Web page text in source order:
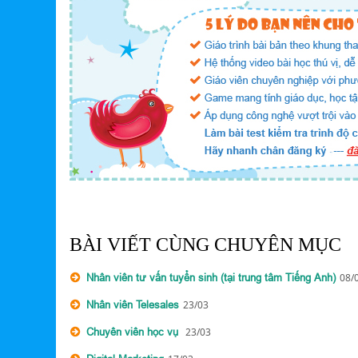
BÀI VIẾT CÙNG CHUYÊN MỤC
Nhân viên tư vấn tuyển sinh (tại trung tâm Tiếng Anh) 08/
Nhân viên Telesales 23/03
Chuyên viên học vụ 23/03